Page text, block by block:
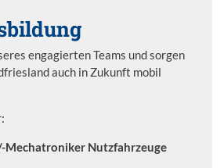
engagierten Teams und sorgen
auch in Zukunft mobil
Mechatroniker Nutzfahrzeuge